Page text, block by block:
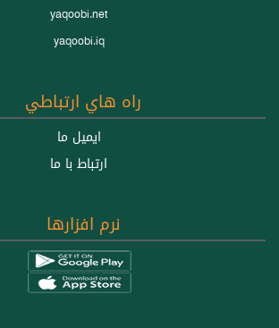
yaqoobi.net
yaqoobi.iq
راه هاي ارتباطي
ايميل ما
ارتباط با ما
نرم افزارها